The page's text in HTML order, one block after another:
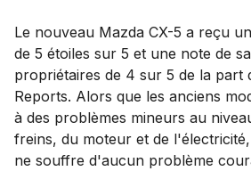
Le nouveau Mazda CX-5 a reçu
de 5 étoiles sur 5 et une note de
propriétaires de 4 sur 5 de la part
Reports. Alors que les anciens
à des problèmes mineurs au
freins, du moteur et de
ne souffre d'aucun problème